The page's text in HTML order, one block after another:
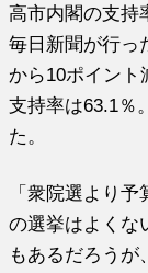
高市内閣の支持
毎日新聞が行っ
から10ポイント
支持率は63.1％
た。
「衆院選より
の選挙はよくな
もあるだろうが